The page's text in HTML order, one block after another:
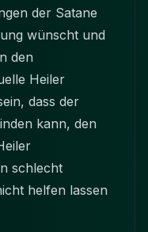
der Satane
wünscht und
den
Heiler
dass der
kann, den
schlecht
helfen lassen